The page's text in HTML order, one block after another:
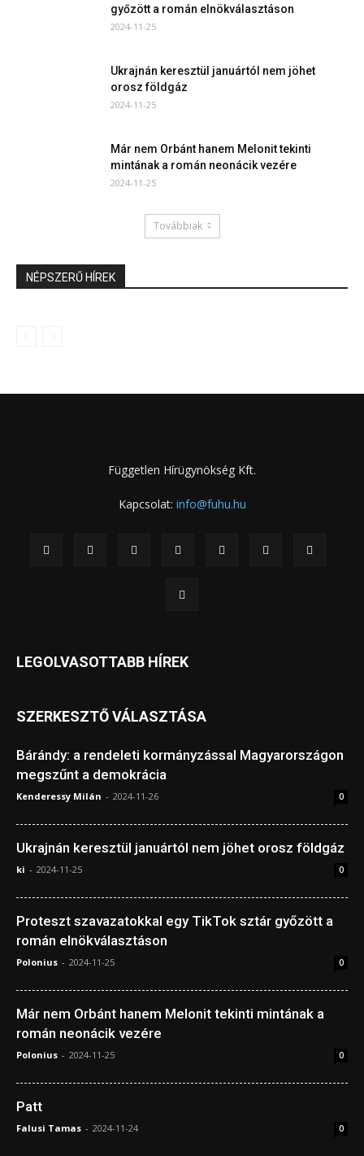
győzött a román elnökválasztáson
2024-11-25
Ukrajnán keresztül januártól nem jöhet
orosz földgáz
2024-11-25
Már nem Orbánt hanem Melonit tekinti
mintának a román neonácik vezére
2024-11-25
Továbbiak
NÉPSZERŰ HÍREK
Független Hírügynökség Kft.
Kapcsolat: info@fuhu.hu
LEGOLVASOTTABB HÍREK
SZERKESZTŐ VÁLASZTÁSA
Bárándy: a rendeleti kormányzással Magyarországon
megszűnt a demokrácia
Kenderessy Milán - 2024-11-26 0
Ukrajnán keresztül januártól nem jöhet orosz földgáz
ki - 2024-11-25 0
Proteszt szavazatokkal egy TikTok sztár győzött a
román elnökválasztáson
Polonius - 2024-11-25 0
Már nem Orbánt hanem Melonit tekinti mintának a
román neonácik vezére
Polonius - 2024-11-25 0
Patt
Falusi Tamas - 2024-11-24 0